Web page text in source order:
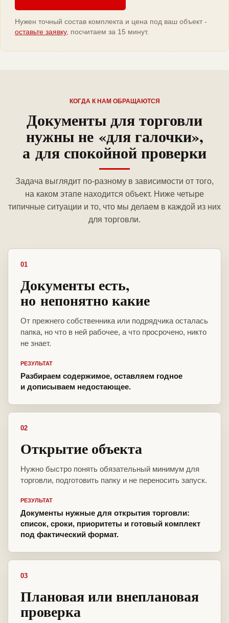
Нужен точный состав комплекта и цена под ваш объект -
оставьте заявку, посчитаем за 15 минут.
КОГДА К НАМ ОБРАЩАЮТСЯ
Документы для торговли
нужны не «для галочки»,
а для спокойной проверки
Задача выглядит по-разному в зависимости от того,
на каком этапе находится объект. Ниже четыре
типичные ситуации и то, что мы делаем в каждой из них
для торговли.
01
Документы есть,
но непонятно какие
От прежнего собственника или подрядчика осталась
папка, но что в ней рабочее, а что просрочено, никто
не знает.
РЕЗУЛЬТАТ
Разбираем содержимое, оставляем годное
и дописываем недостающее.
02
Открытие объекта
Нужно быстро понять обязательный минимум для
торговли, подготовить папку и не переносить запуск.
РЕЗУЛЬТАТ
Документы нужные для открытия торговли:
список, сроки, приоритеты и готовый комплект
под фактический формат.
03
Плановая или внеплановая
проверка